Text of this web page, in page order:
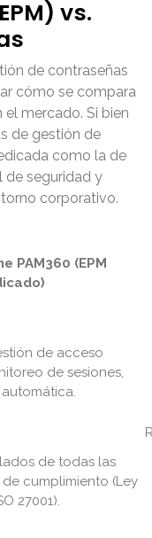
vs.
de contraseñas
cómo se compara
mercado. Si bien
de gestión de
como la de
de seguridad y
corporativo.
PAM360 (EPM
de acceso
de sesiones,
de todas las
cumplimiento (Ley
27001).